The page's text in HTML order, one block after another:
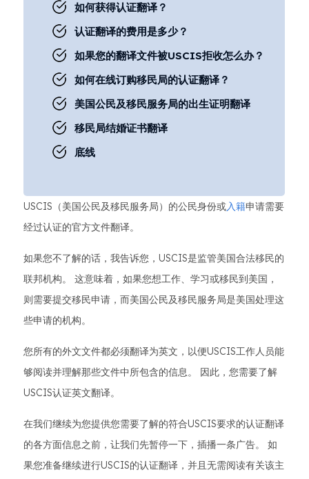
如何获得认证翻译？
认证翻译的费用是多少？
如果您的翻译文件被USCIS拒收怎么办？
如何在线订购移民局的认证翻译？
美国公民及移民服务局的出生证明翻译
移民局结婚证书翻译
底线
USCIS（美国公民及移民服务局）的公民身份或入籍申请需要
经过认证的官方文件翻译。
如果您不了解的话，我告诉您，USCIS是监管美国合法移民的
联邦机构。 这意味着，如果您想工作、学习或移民到美国，
则需要提交移民申请，而美国公民及移民服务局是美国处理这
些申请的机构。
您所有的外文文件都必须翻译为英文，以便USCIS工作人员能
够阅读并理解那些文件中所包含的信息。 因此，您需要了解
USCIS认证英文翻译。
在我们继续为您提供您需要了解的符合USCIS要求的认证翻译
的各方面信息之前，让我们先暂停一下，插播一条广告。 如
果您准备继续进行USCIS的认证翻译，并且无需阅读有关该主